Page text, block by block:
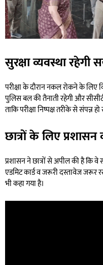
सुरक्षा व्यवस्था रहेगी
परीक्षा के दौरान नकल रोकने के लिए
पुलिस बल की तैनाती रहेगी और
ताकि परीक्षा निष्पक्ष तरीके से संपन्न
छात्रों के लिए
प्रशासन ने छात्रों से अपील की है कि
एडमिट कार्ड व जरूरी दस्तावेज जरूर
भी कहा गया है।